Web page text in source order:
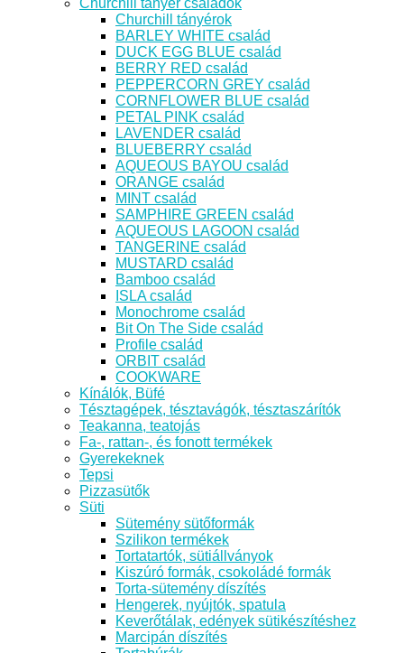
Churchill tányérok
BARLEY WHITE család
DUCK EGG BLUE család
BERRY RED család
PEPPERCORN GREY család
CORNFLOWER BLUE család
PETAL PINK család
LAVENDER család
BLUEBERRY család
AQUEOUS BAYOU család
ORANGE család
MINT család
SAMPHIRE GREEN család
AQUEOUS LAGOON család
TANGERINE család
MUSTARD család
Bamboo család
ISLA család
Monochrome család
Bit On The Side család
Profile család
ORBIT család
COOKWARE
Kínálók, Büfé
Tésztagépek, tésztavágók, tésztaszárítók
Teakanna, teatojás
Fa-, rattan-, és fonott termékek
Gyerekeknek
Tepsi
Pizzasütők
Süti
Sütemény sütőformák
Szilikon termékek
Tortatartók, sütiállványok
Kiszúró formák, csokoládé formák
Torta-sütemény díszítés
Hengerek, nyújtók, spatula
Keverőtálak, edények sütikészítéshez
Marcipán díszítés